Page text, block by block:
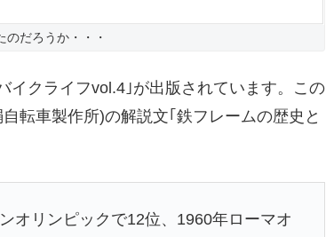
のだろうか・・・
イクライフvol.4｣が出版されています。この
転車製作所)の解説文｢鉄フレームの歴史と
オリンピックで12位、1960年ローマオ